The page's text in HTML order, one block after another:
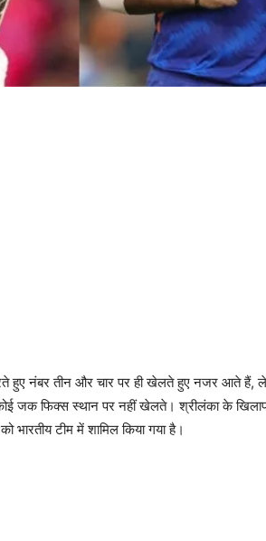
हुए नंबर तीन और चार पर ही खेलते हुए नजर आते हैं,
कोई जक फिक्स स्थान पर नहीं खेलते। श्रीलंका के
टीम में शामिल किया गया है।